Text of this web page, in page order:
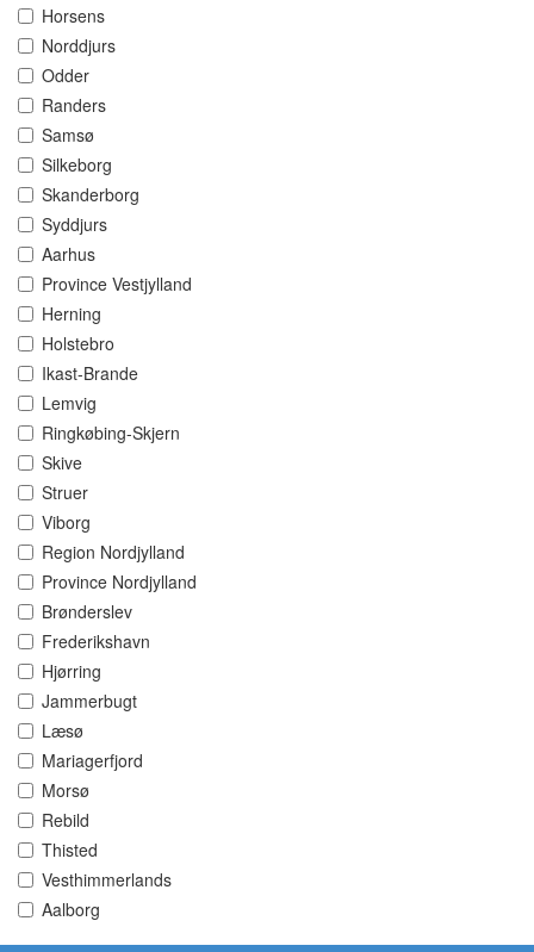
Horsens
Norddjurs
Odder
Randers
Samsø
Silkeborg
Skanderborg
Syddjurs
Aarhus
Province Vestjylland
Herning
Holstebro
Ikast-Brande
Lemvig
Ringkøbing-Skjern
Skive
Struer
Viborg
Region Nordjylland
Province Nordjylland
Brønderslev
Frederikshavn
Hjørring
Jammerbugt
Læsø
Mariagerfjord
Morsø
Rebild
Thisted
Vesthimmerlands
Aalborg